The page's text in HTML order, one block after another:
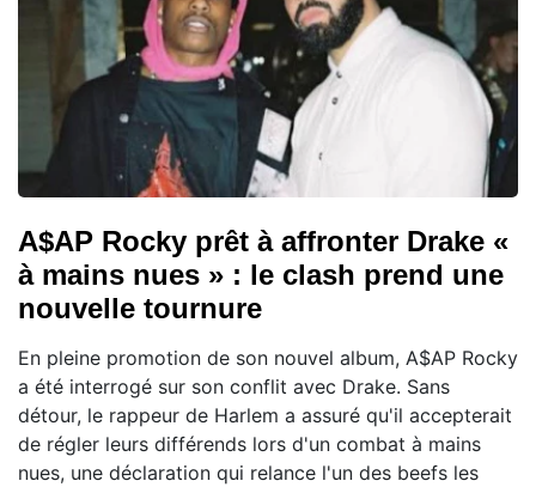
A$AP Rocky prêt à affronter Drake «
à mains nues » : le clash prend une
nouvelle tournure
En pleine promotion de son nouvel album, A$AP Rocky
a été interrogé sur son conflit avec Drake. Sans
détour, le rappeur de Harlem a assuré qu'il accepterait
de régler leurs différends lors d'un combat à mains
nues, une déclaration qui relance l'un des beefs les